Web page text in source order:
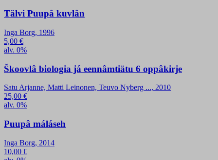
Tälvi Puupâ kuvlân
Inga Borg, 1996
5,00 €
alv. 0%
Škoovlâ biologia já eennâmtiätu 6 oppâkirje
Satu Arjanne, Matti Leinonen, Teuvo Nyberg ..., 2010
25,00 €
alv. 0%
Puupâ máláseh
Inga Borg, 2014
10,00 €